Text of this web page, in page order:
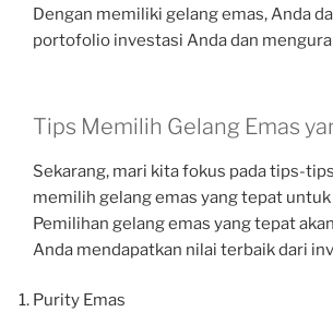
Dengan memiliki gelang emas, Anda
portofolio investasi Anda dan
Tips Memilih Gelang Emas
Sekarang, mari kita fokus pada tips-
memilih gelang emas yang tepat
Pemilihan gelang emas yang tepat
Anda mendapatkan nilai terbaik dari
Purity Emas